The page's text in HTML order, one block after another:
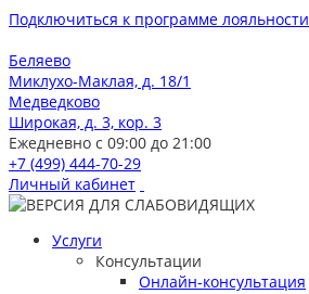
Подключиться к программе лояльности
Беляево
Миклухо-Маклая, д. 18/1
Медведково
Широкая, д. 3, кор. 3
Ежедневно с 09:00 до 21:00
+7 (499) 444-70-29
Личный кабинет
Услуги
Консультации
Онлайн-консультация